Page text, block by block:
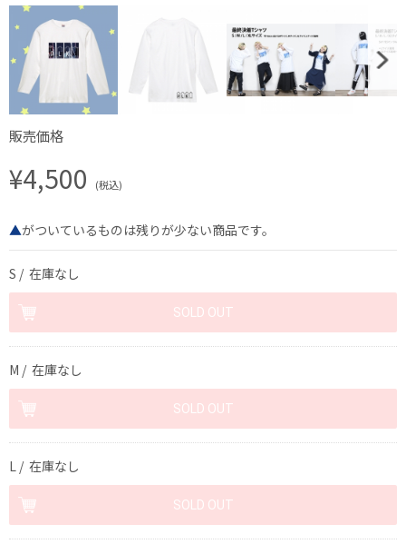
販売価格
¥4,500 (税込)
▲がついているものは残りが少ない商品です。
S / 在庫なし
M / 在庫なし
L / 在庫なし